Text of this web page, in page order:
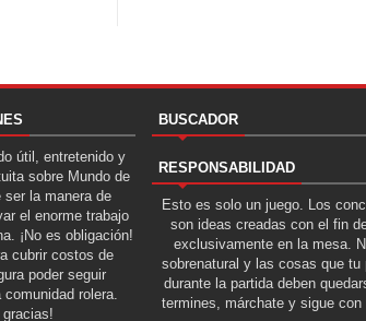
útil, entretenido y
sobre Mundo de
ser la manera de
el enorme trabajo
¡No es obligación!
cubrir costos de
poder seguir
rolera.
gracias!
BUSCADOR
RESPONSABILIDAD
Esto es solo un juego. Los
son ideas creadas con el fin
exclusivamente en la mesa.
sobrenatural y las cosas que tu
durante la partida deben
termines, márchate y sigue con